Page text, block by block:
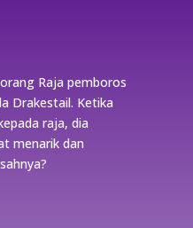
Raja pemboros
Drakestail. Ketika
raja, dia
menarik dan